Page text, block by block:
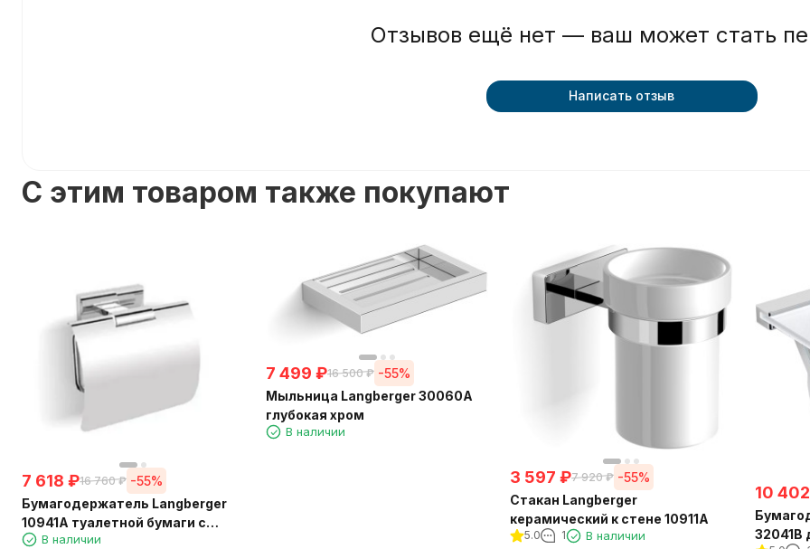
Отзывов ещё нет — ваш может стать
Написать отзыв
C этим товаром также покупают
7 618 ₽16 760 ₽ -55%
Бумагодержатель Langberger
10941A туалетной бумаги с
крышкой
В наличии
7 499 ₽16 500 ₽ -55%
Мыльница Langberger 30060A
глубокая хром
В наличии
3 597 ₽7 920 ₽ -55%
Стакан Langberger
керамический к стене 10911A
5.0 1 В наличии
10 402
32041B